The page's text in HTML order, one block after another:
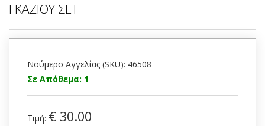
ΓΚΑΖΙΟΥ ΣΕΤ
Νούμερο Αγγελίας (SKU): 46508
Σε Απόθεμα: 1
Τιμή: € 30.00